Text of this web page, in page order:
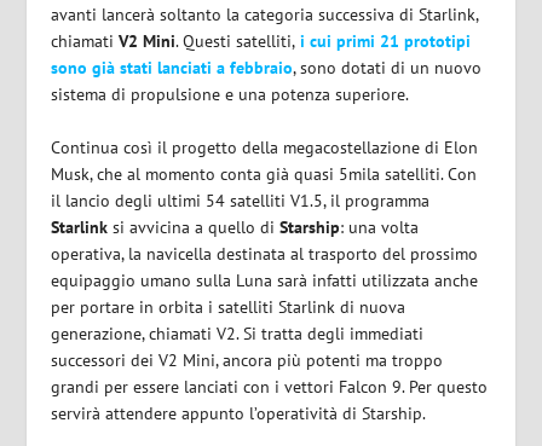
avanti lancerà soltanto la categoria successiva di Starlink,
chiamatiV2 Mini. Questi satelliti, i cui primi 21 prototipi
sono già stati lanciati a febbraio, sono dotati di un nuovo
sistema di propulsione e una potenza superiore.
Continua così il progetto della megacostellazione di Elon
Musk, che al momento conta già quasi 5mila satelliti. Con
il lancio degli ultimi 54 satelliti V1.5, il programma
Starlink si avvicina a quello diStarship: una volta
operativa, la navicella destinata al trasporto del prossimo
equipaggio umano sulla Luna sarà infatti utilizzata anche
per portare in orbita i satelliti Starlink di nuova
generazione, chiamati V2. Si tratta degli immediati
successori dei V2 Mini, ancora più potenti ma troppo
grandi per essere lanciati con i vettori Falcon 9. Per questo
servirà attendere appunto l’operatività di Starship.